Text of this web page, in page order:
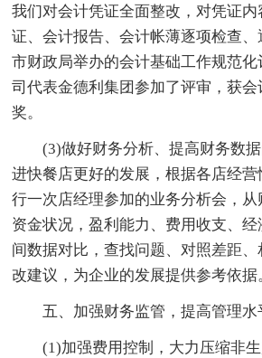
我们对会计凭证全面整改，对凭证
证、会计报告、会计帐薄逐项检查
市财政局举办的会计基础工作规范
司代表金德利集团参加了评审，获
奖。
(3)做好财务分析、提高财务数
进快餐店更好的发展，根据各店经
行一次店经理参加的业务分析会，
资金状况，盈利能力、费用收支、
间数据对比，查找问题、对照差距
改建议，为企业的发展提供参考依据
五、加强财务监管，提高管理水
(1)加强费用控制，大力压缩非